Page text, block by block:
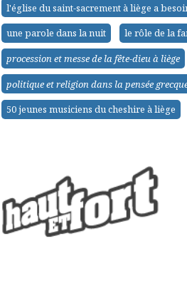
l'église du saint-sacrement à liège a
une parole dans la nuit
le rôle de la
procession et messe de la fête-dieu à liège
politique et religion dans la pensée
50 jeunes musiciens du cheshire à liège